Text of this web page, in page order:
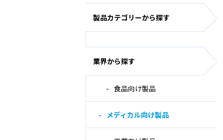
製品カテゴリーから探す
業界から探す
食品向け製品
メディカル向け製品